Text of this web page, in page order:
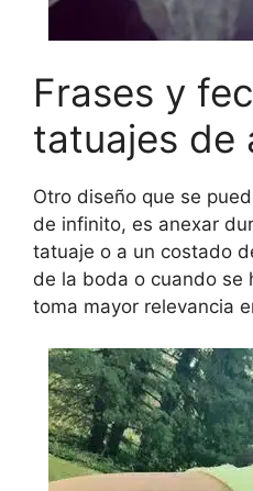
Frases y
tatuajes de
Otro diseño que se
de infinito, es anexar
tatuaje o a un costado
de la boda o cuando se
toma mayor relevancia